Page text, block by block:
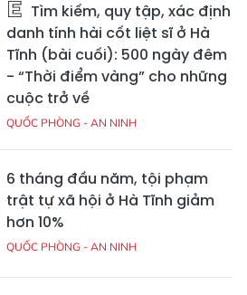
Tìm kiếm, quy tập, xác định
danh tính hài cốt liệt sĩ ở Hà
Tĩnh (bài cuối): 500 ngày đêm
- “Thời điểm vàng” cho những
cuộc trở về
QUỐC PHÒNG - AN NINH
6 tháng đầu năm, tội phạm
trật tự xã hội ở Hà Tĩnh giảm
hơn 10%
QUỐC PHÒNG - AN NINH